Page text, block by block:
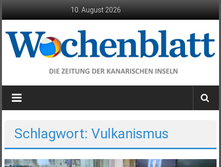
10. August 2026
Wochenblatt
die
Kanarischen
Inseln
Schlagwort: Vulkanismus